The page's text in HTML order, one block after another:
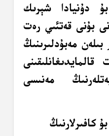
بۇ دۇنيادا شېرىك
بۇنى قەتئىي رەت
بىلەن مەبۇدلىرىنىڭ
مەنىسى
كافىرلارنىڭ